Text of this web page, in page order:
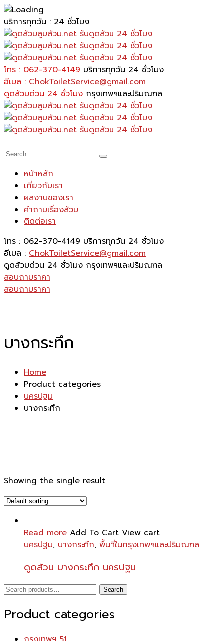
บริการทุกวัน : 24 ชั่วโมง
โทร : 062-370-4149 บริการทุกวัน 24 ชั่วโมง
อีเมล : ChokToiletService@gmail.com
ดูดส้วมด่วน 24 ชั่วโมง กรุงเทพฯและปริมณฑล
หน้าหลัก
เกี่ยวกับเรา
ผลงานของเรา
คำถามเรื่องส้วม
ติดต่อเรา
โทร : 062-370-4149 บริการทุกวัน 24 ชั่วโมง
อีเมล : ChokToiletService@gmail.com
ดูดส้วมด่วน 24 ชั่วโมง กรุงเทพฯและปริมณฑล
สอบถามราคา
สอบถามราคา
บางกระทึก
Home
Product categories
นครปฐม
บางกระทึก
Showing the single result
Read more Add To Cart View cart
นครปฐม, บางกระทึก, พื้นที่ในกรุงเทพฯและปริมณฑล
ดูดส้วม บางกระทึก นครปฐม
Search
Search
Product categories